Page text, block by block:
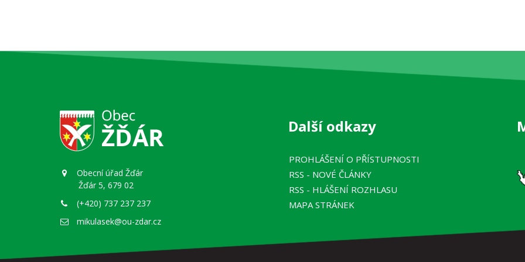
Obecní úřad Žďár
Žďár 5, 679 02
(+420) 737 237 237
mikulasek@ou-zdar.cz
Další odkazy
PROHLÁŠENÍ O PŘÍSTUPNOSTI
RSS - NOVÉ ČLÁNKY
RSS - HLÁŠENÍ ROZHLASU
MAPA STRÁNEK